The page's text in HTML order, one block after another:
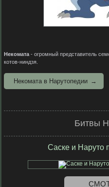
Некомата - огромный представитель
котов-ниндзя.
Некомата в Нарутопедии
Битвы
Саске и Наруто